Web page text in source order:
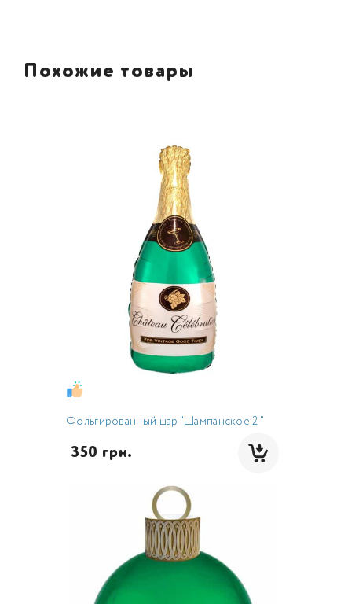
Похожие товары
Фольгированный шар "Шампанское 2 "
350 грн.